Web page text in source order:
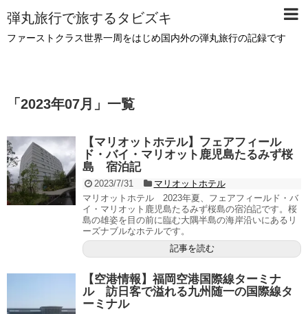
弾丸旅行で旅するタビズキ
ファーストクラス世界一周をはじめ国内外の弾丸旅行の記録です
「 2023年07月 」 一覧
【マリオットホテル】フェアフィール
ド・バイ・マリオット鹿児島たるみず桜
島 宿泊記
2023/7/31
マリオットホテル
マリオットホテル 2023年夏、フェアフィールド・バ
イ・マリオット鹿児島たるみず桜島の宿泊記です。桜
島の雄姿を目の前に臨む大隅半島の海岸沿いにあるリ
ーズナブルなホテルです。
記事を読む
【空港情報】福岡空港国際線ターミナ
ル 訪日客で溢れる九州随一の国際線タ
ーミナル